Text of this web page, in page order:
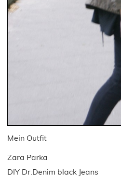
Mein Outfit
Zara Parka
DIY Dr.Denim black Jeans